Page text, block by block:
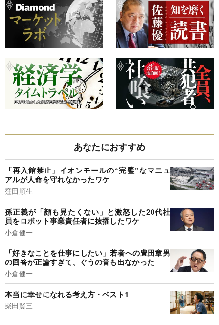
あなたにおすすめ
「再入館禁止」イオンモールの“完璧”なマニュ
アルが人命を守れなかったワケ
窪田順生
孫正義が「顔も見たくない」と激怒した20代社
員をロボット事業責任者に抜擢したワケ
小倉健一
「好きなことを仕事にしたい」若者への豊田章男
の回答が正論すぎて、ぐうの音も出なかった
小倉健一
本当に幸せになれる考え方・ベスト1
柴田賢三